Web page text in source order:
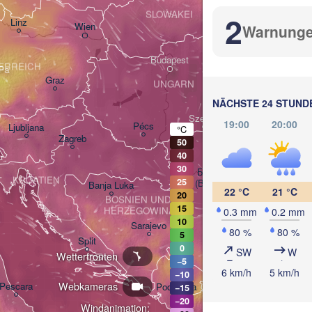
2
NÄCHSTE 24
19:00
20:00
22 °C
0.3 mm
80 %
SW
6 km/h
21 °C
0.2 mm
80 %
W
5 km/h
Windanimation:
Webkameras
Wetterfronten
Wien
Budapest
Београд
(Beograd)
Zagreb
Linz
Ниш
(Niš)
Sarajevo
Ljubljana
Pescara Podgorica
Split
Szeged
Banja Luka
Pécs
Graz UNGARN
SERBIEN
KROATIEN
BOSNIEN UND
HERZEGOWINA
SLOWAKEI
°C
50
40
30
25
20
15
10
5
0
−5
−10
−15
−20